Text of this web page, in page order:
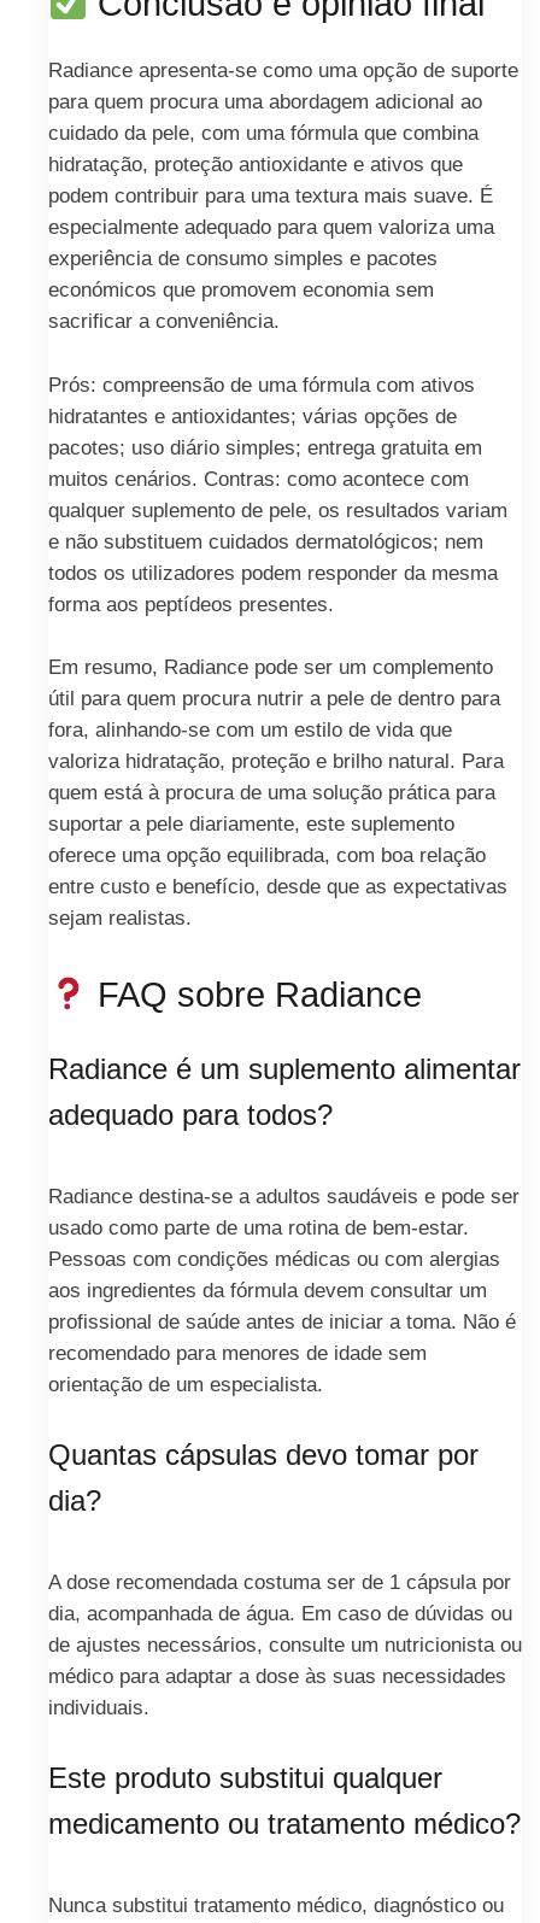
Radiance apresenta-se como uma opção de suporte
para quem procura uma abordagem adicional ao
cuidado da pele, com uma fórmula que combina
hidratação, proteção antioxidante e ativos que
podem contribuir para uma textura mais suave. É
especialmente adequado para quem valoriza uma
experiência de consumo simples e pacotes
económicos que promovem economia sem
sacrificar a conveniência.
Prós: compreensão de uma fórmula com ativos
hidratantes e antioxidantes; várias opções de
pacotes; uso diário simples; entrega gratuita em
muitos cenários. Contras: como acontece com
qualquer suplemento de pele, os resultados variam
e não substituem cuidados dermatológicos; nem
todos os utilizadores podem responder da mesma
forma aos peptídeos presentes.
Em resumo, Radiance pode ser um complemento
útil para quem procura nutrir a pele de dentro para
fora, alinhando-se com um estilo de vida que
valoriza hidratação, proteção e brilho natural. Para
quem está à procura de uma solução prática para
suportar a pele diariamente, este suplemento
oferece uma opção equilibrada, com boa relação
entre custo e benefício, desde que as expectativas
sejam realistas.
FAQ sobre Radiance
Radiance é um suplemento alimentar
adequado para todos?
Radiance destina-se a adultos saudáveis e pode ser
usado como parte de uma rotina de bem-estar.
Pessoas com condições médicas ou com alergias
aos ingredientes da fórmula devem consultar um
profissional de saúde antes de iniciar a toma. Não é
recomendado para menores de idade sem
orientação de um especialista.
Quantas cápsulas devo tomar por
dia?
A dose recomendada costuma ser de 1 cápsula por
dia, acompanhada de água. Em caso de dúvidas ou
de ajustes necessários, consulte um nutricionista ou
médico para adaptar a dose às suas necessidades
individuais.
Este produto substitui qualquer
medicamento ou tratamento médico?
Nunca substitui tratamento médico, diagnóstico ou